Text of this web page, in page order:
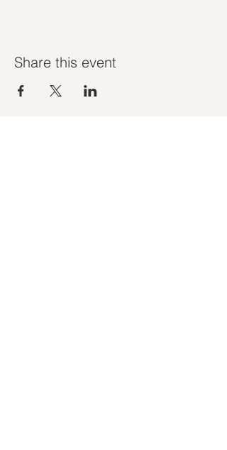
Share this event